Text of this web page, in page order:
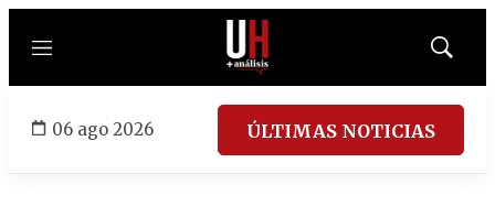
Menú
Mostrar
06 ago 2026 ÚLTIMAS NOTICIAS